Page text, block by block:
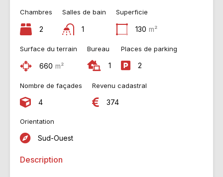
Chambres
2
Salles de bain
1
Superficie
130 m²
Surface du terrain
660 m²
Bureau
1
Places de parking
2
Nombre de façades
4
Revenu cadastral
374
Orientation
Sud-Ouest
Description